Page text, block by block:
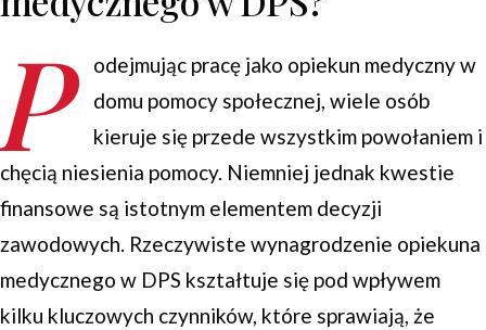
P
odejmując pracę jako opiekun medyczny w
domu pomocy społecznej, wiele osób
kieruje się przede wszystkim powołaniem i
chęcią niesienia pomocy. Niemniej jednak kwestie
finansowe są istotnym elementem decyzji
zawodowych. Rzeczywiste wynagrodzenie opiekuna
medycznego w DPS kształtuje się pod wpływem
kilku kluczowych czynników, które sprawiają, że